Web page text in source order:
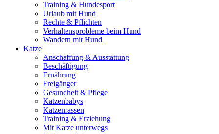
Training & Hundesport
Urlaub mit Hund
Rechte & Pflichten
Verhaltensprobleme beim Hund
Wandern mit Hund
Katze
Anschaffung & Ausstattung
Beschäftigung
Ernährung
Freigänger
Gesundheit & Pflege
Katzenbabys
Katzenrassen
Training & Erziehung
Mit Katze unterwegs